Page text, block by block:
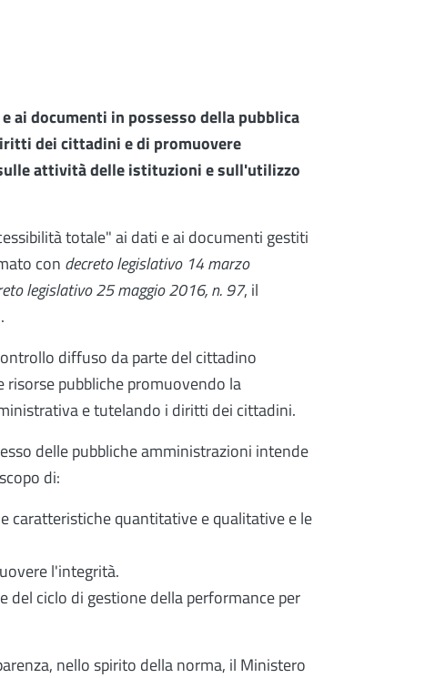
ai documenti in possesso della pubblica
dei cittadini e di promuovere
attività delle istituzioni e sull'utilizzo
totale" ai dati e ai documenti gestiti
con decreto legislativo 14 marzo
legislativo 25 maggio 2016, n. 97, il
diffuso da parte del cittadino
pubbliche promuovendo la
e tutelando i diritti dei cittadini.
delle pubbliche amministrazioni intende
di:
caratteristiche quantitative e qualitative e le
l'integrità.
ciclo di gestione della performance per
nello spirito della norma, il Ministero